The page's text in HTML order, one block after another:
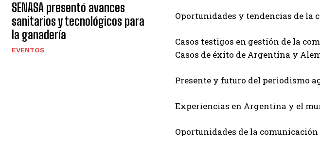
SENASA presentó avances
sanitarios y tecnológicos para
la ganadería
EVENTOS
Oportunidades y tendencias de
Casos testigos en gestión de la
Casos de éxito de Argentina y
Presente y futuro del periodismo
Experiencias en Argentina y el
Oportunidades de la